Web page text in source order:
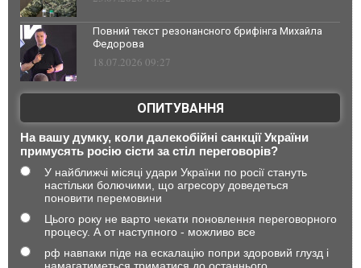
Повний текст резонансного брифінга Михайла
Федорова
18.07.2026 09:27
ОПИТУВАННЯ
На вашу думку, коли далекобійні санкції України
примусять росію сісти за стіл переговорів?
У найближчі місяці удари України по росії стануть
настільки болючими, що агресору доведеться
поновити перемовини
Цього року не варто чекати поновлення переговорного
процесу. А от наступного - можливо все
рф навпаки піде на ескалацію попри здоровий глузд і